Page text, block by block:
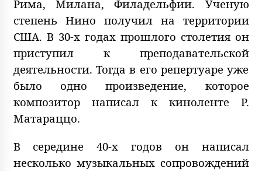
Рима, Милана, Филадельфии. Ученую
степень Нино получил на территории
США. В 30-х годах прошлого столетия он
приступил к преподавательской
деятельности. Тогда в его репертуаре уже
было одно произведение, которое
композитор написал к киноленте Р.
Матараццо.
В середине 40-х годов он написал
несколько музыкальных сопровождений